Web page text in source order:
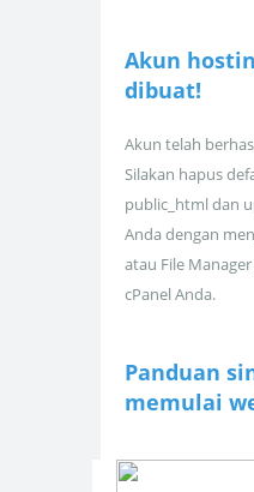
Akun
dibuat!
Akun telah
Silakan hapus
public_html dan
Anda dengan
atau File
cPanel Anda.
Panduan
memulai